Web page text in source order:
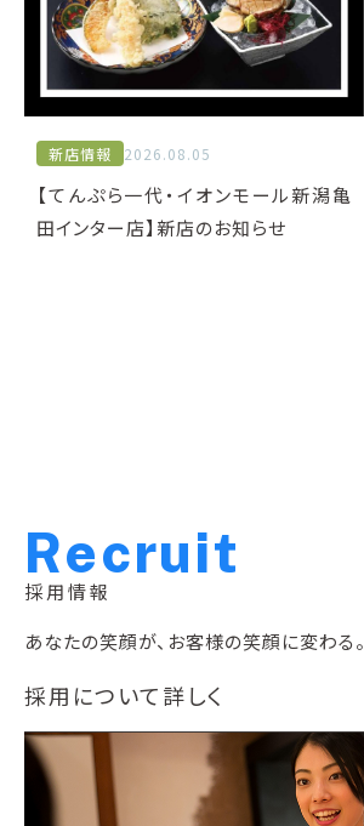
新店情報 2026.08.05
【てんぷら一代・イオンモール新潟亀
田インター店】新店のお知らせ
Recruit
採用情報
あなたの笑顔が、お客様の笑顔に変わる。
採用について詳しく